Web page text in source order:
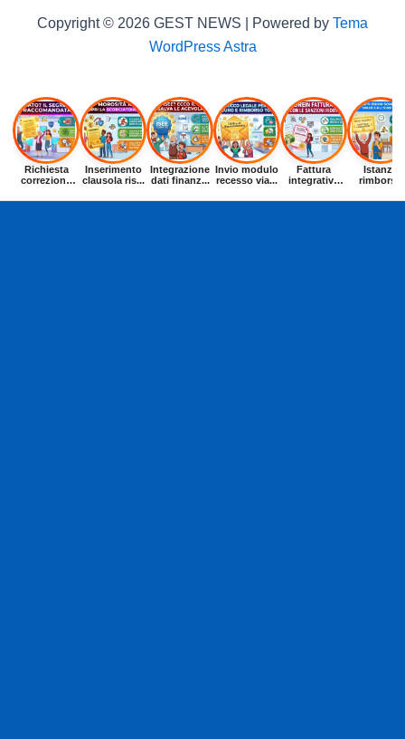
Copyright © 2026 GEST NEWS | Powered by Tema
WordPress Astra
Richiesta
correzione
Inserimento
clausola ris...
Integrazione
dati finanz...
Invio modulo
recesso via...
Fattura
integrativa
Istanza
rimborso